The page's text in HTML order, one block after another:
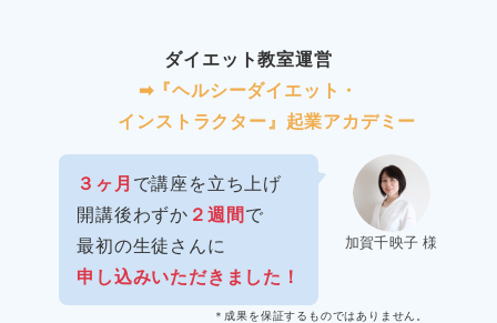
ダイエット教室運営
➡︎『ヘルシーダイエット・
インストラクター』起業アカデミー
加賀千映子 様
３ヶ月 で講座を立ち上げ
開講後わずか ２週間で
最初の生徒さんに
申し込みいただきました！
＊成果を保証するものではありません。